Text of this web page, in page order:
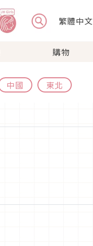
繁體中文
購物
中國 東北